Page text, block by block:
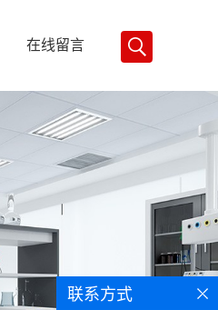
在线留言
联系方式